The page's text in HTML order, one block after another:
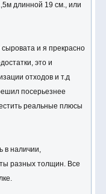
длинной 19 см., или
и я прекрасно
это и
отходов и т.д
посерьезнее
реальные плюсы
в наличии,
разных толщин. Все